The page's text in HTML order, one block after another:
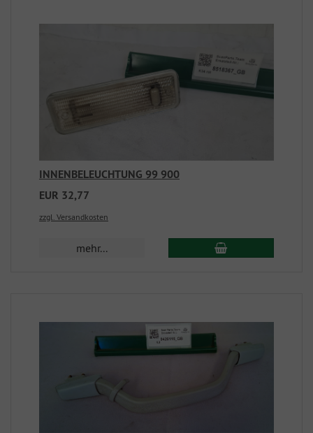
INNENBELEUCHTUNG 99 900
EUR 32,77
zzgl. Versandkosten
mehr...